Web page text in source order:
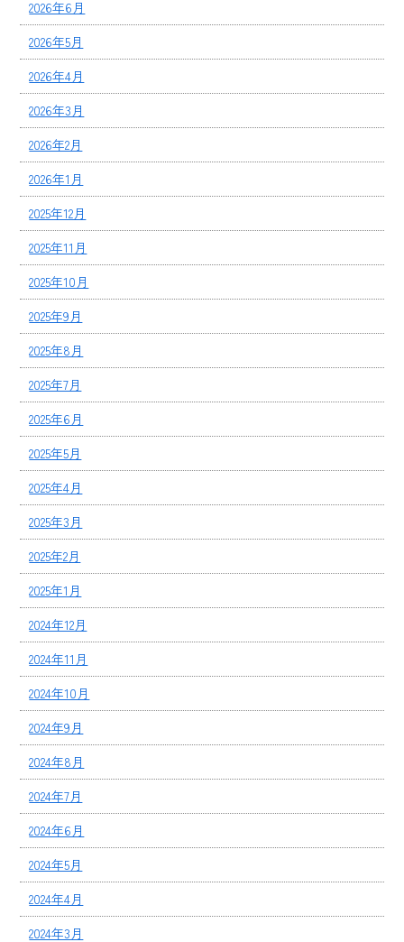
2026年6月
2026年5月
2026年4月
2026年3月
2026年2月
2026年1月
2025年12月
2025年11月
2025年10月
2025年9月
2025年8月
2025年7月
2025年6月
2025年5月
2025年4月
2025年3月
2025年2月
2025年1月
2024年12月
2024年11月
2024年10月
2024年9月
2024年8月
2024年7月
2024年6月
2024年5月
2024年4月
2024年3月